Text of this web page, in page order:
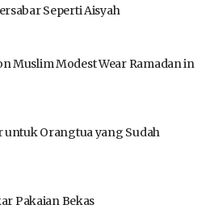
Seperti Aisyah
Muslim Modest Wear Ramadan in
untuk Orangtua yang Sudah
Pakaian Bekas